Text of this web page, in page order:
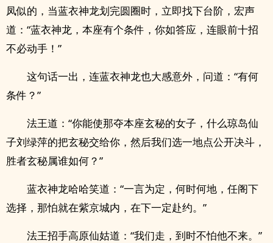
凤似的，当蓝衣神龙划完圆圈时，立即找下台阶，宏声
道：“蓝衣神龙，本座有个条件，你如答应，连眼前十招
不必动手！”
这句话一出，连蓝衣神龙也大感意外，问道：“有何
条件？”
法王道：“你能使那夺本座玄秘的女子，什么琼岛仙
子刘绿萍的把玄秘交给你，然后我们选一地点公开决斗，
胜者玄秘属谁如何？”
蓝衣神龙哈哈笑道：“一言为定，何时何地，任阁下
选择，那怕就在紫京城内，在下一定赴约。”
法王招手高原仙姑道：“我们走，到时不怕他不来。”